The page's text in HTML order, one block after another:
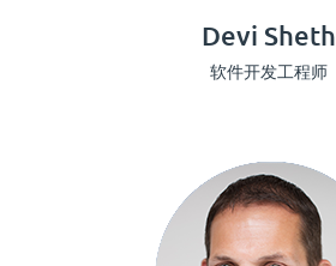
Devi Sheth
软件开发工程师